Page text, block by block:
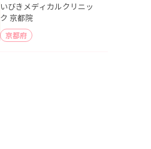
いびきメディカルクリニッ
ク 京都院
京都府